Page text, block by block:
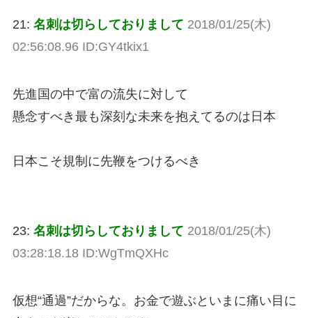
21: 名刺は切らしておりまして 2018/01/25(木)
02:56:08.96 ID:GY4tkix1
先進国の中で富の流失に対して
懸念すべき最も深刻な未来を抱えてるのは日本
日本こそ規制に先鞭をつけるべき
23: 名刺は切らしておりまして 2018/01/25(木)
03:28:18.18 ID:WgTmQXHc
仮想“通過”だからな。お金で遊ぶといまに痛い目に